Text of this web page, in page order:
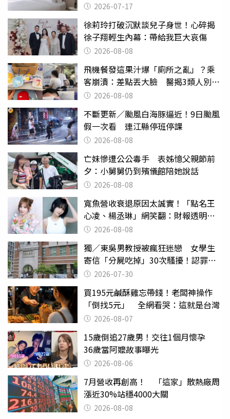
2026-07-17
徐莉玲打破沉默談兒子身世！心碎揭
徐子翔輕生內幕：帶給我巨大哀傷
2026-08-08
飛機餐發這果汁爆「廁所之亂」？乘
客崩潰：差點丟大臉 醫揭3類人別亂
喝 2026-08-08
不斷更新／颱風白海豚逼近！9日颱風
假一次看 連江縣停班停課
2026-08-08
亡妹慘遭公公毒手 表姊憶父親節前
夕：小舅舅仍到殯儀館陪她說話
2026-08-08
寬魚營收衰退原因太誠實！「點名王
心凌、楊丞琳」網笑翻：財報透明度
滿分2026-08-08
獨／東吳男教授被瘋狂迷戀 女學生
寄信「分屍吃掉」30次騷擾！認罪免
關 2026-07-30
買195元鹹酥雞忘帶錢！老闆神操作
「倒找5元」 全網看哭：這就是台灣
2026-08-07
15歲倒追27歲男！交往1個月懷孕
36歲當阿嬤故事曝光
2026-08-06
7月營收再創高！ 「這家」散熱廠周
漲近30%站穩4000大關
2026-08-08